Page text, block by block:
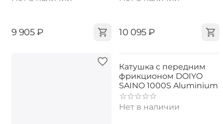
‍9 905‍₽ ‍10 095‍₽
Катушка с передним
фрикционом DOIYO
SAINO 1000S Aluminium
Нет в наличии